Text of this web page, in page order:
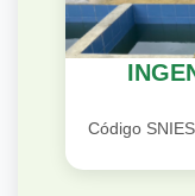
Código